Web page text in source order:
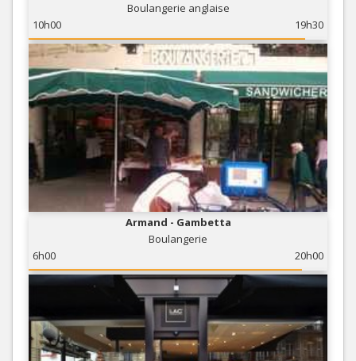
Boulangerie anglaise
10h00
19h30
Armand - Gambetta
Boulangerie
6h00
20h00